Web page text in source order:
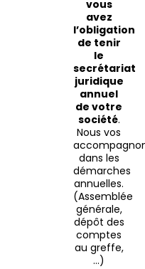
vous
avez
l’obligation
de tenir
le
secrétariat
juridique
annuel
de votre
société.
Nous vos
dans les
démarches
annuelles.
(Assemblée
générale,
dépôt des
comptes
au greffe,
…)